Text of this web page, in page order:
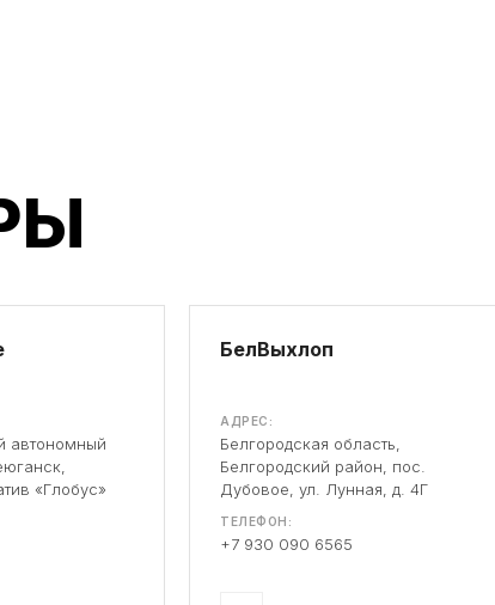
автономный
«Глобус»
БелВыхлоп
АДРЕС:
Белгородская область,
Белгородский район, пос.
Дубовое, ул. Лунная, д. 4Г
ТЕЛЕФОН:
+7 930 090 6565